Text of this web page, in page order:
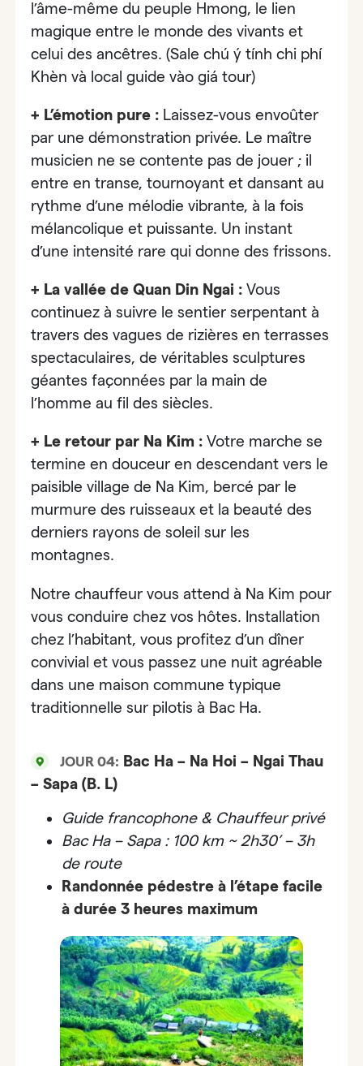
l’âme-même du peuple Hmong, le lien
magique entre le monde des vivants et
celui des ancêtres.(Sale chú ý tính chi phí
Khèn và local guide vào giá tour)
+ L’émotion pure : Laissez-vous envoûter
par une démonstration privée. Le maître
musicien ne se contente pas de jouer ; il
entre en transe, tournoyant et dansant au
rythme d’une mélodie vibrante, à la fois
mélancolique et puissante. Un instant
d’une intensité rare qui donne des frissons.
+ La vallée de Quan Din Ngai : Vous
continuez à suivre le sentier serpentant à
travers des vagues de rizières en terrasses
spectaculaires,de véritables sculptures
géantes façonnées par la main de
l’homme au fil des siècles.
+ Le retour par Na Kim : Votre marche se
termine en douceur en descendant vers le
paisible village de Na Kim, bercé par le
murmure des ruisseaux et la beauté des
derniers rayons de soleil sur les
montagnes.
Notre chauffeur vous attend à Na Kim pour
vous conduire chez vos hôtes. Installation
chez l’habitant, vous profitez d’un dîner
convivial et vous passez une nuit agréable
dans une maison commune typique
traditionnelle sur pilotis à Bac Ha.
JOUR 04: Bac Ha – Na Hoi – Ngai Thau
– Sapa (B. L)
Guide francophone & Chauffeur privé
Bac Ha – Sapa : 100 km ~ 2h30’ – 3h
de route
Randonnée pédestre à l’étape facile
à durée 3 heures maximum